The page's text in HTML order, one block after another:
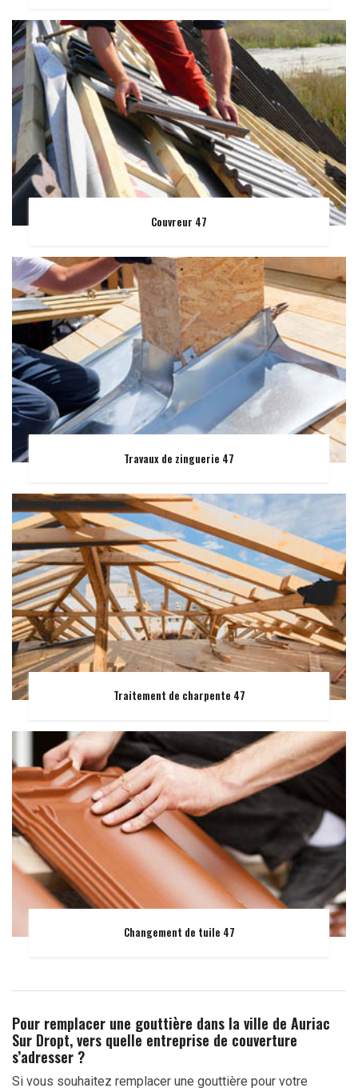
Couvreur 47
Travaux de zinguerie 47
Traitement de charpente 47
Changement de tuile 47
Pour remplacer une gouttière dans la ville de Auriac
Sur Dropt, vers quelle entreprise de couverture
s’adresser ?
Si vous souhaitez remplacer une gouttière pour votre